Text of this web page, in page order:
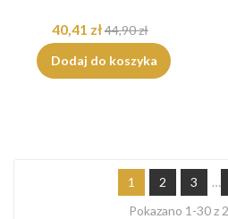
40,41 zł44,90 zł
Dodaj do koszyka
1 2 3 …
Pokazano 1-30 z